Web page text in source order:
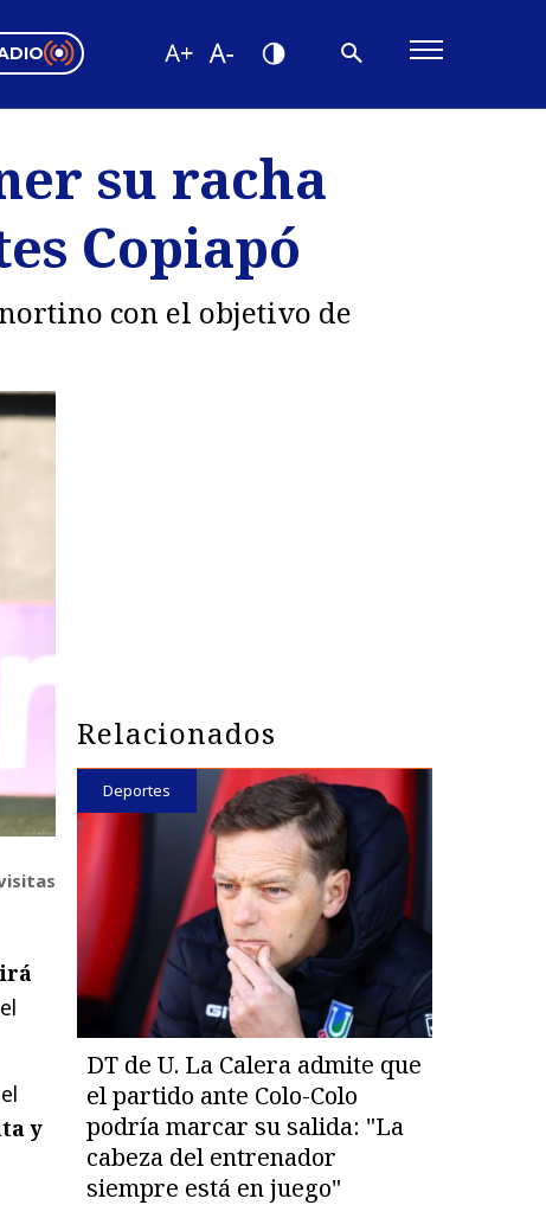
su racha
Copiapó
con el objetivo de
y
Relacionados
Deportes
DT de U. La Calera admite que
el partido ante Colo-Colo
podría marcar su salida: "La
cabeza del entrenador
siempre está en juego"